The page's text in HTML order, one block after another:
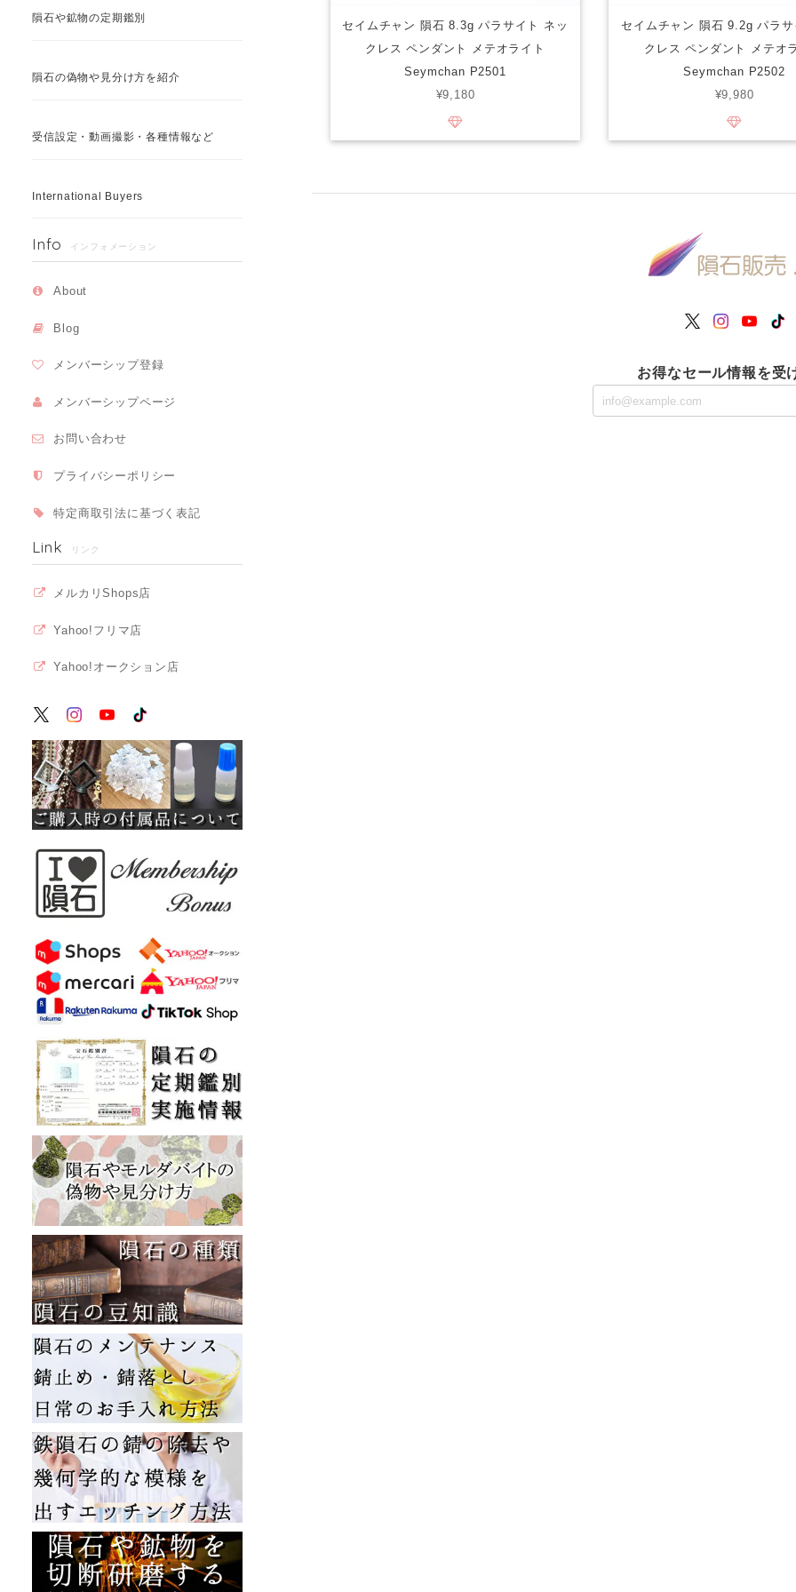
隕石や鉱物の定期鑑別
隕石の偽物や見分け方を紹介
受信設定・動画撮影・各種情報など
International Buyers
Info インフォメーション
About
Blog
メンバーシップ登録
メンバーシップページ
お問い合わせ
プライバシーポリシー
特定商取引法に基づく表記
Link リンク
メルカリShops店
Yahoo!フリマ店
Yahoo!オークション店
セイムチャン 隕石 8.3g パラサイト ネッ
クレス ペンダント メテオライト
Seymchan P2501
¥9,180
セイムチャン 隕石 9.2g パラ
クレス ペンダント メテオ
Seymchan P2502
¥9,980
お得なセール情報を受